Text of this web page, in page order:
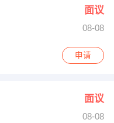
面议
08-08
申请
面议
08-08